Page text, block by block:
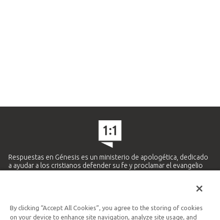
Respuestas en Génesis es un ministerio de apologética, dedicado
a ayudar a los cristianos defender su fe y proclamar el evangelio
Ministerio Hispano y Latinoamericano
By clicking “Accept All Cookies”, you agree to the storing of cookies
on your device to enhance site navigation, analyze site usage, and